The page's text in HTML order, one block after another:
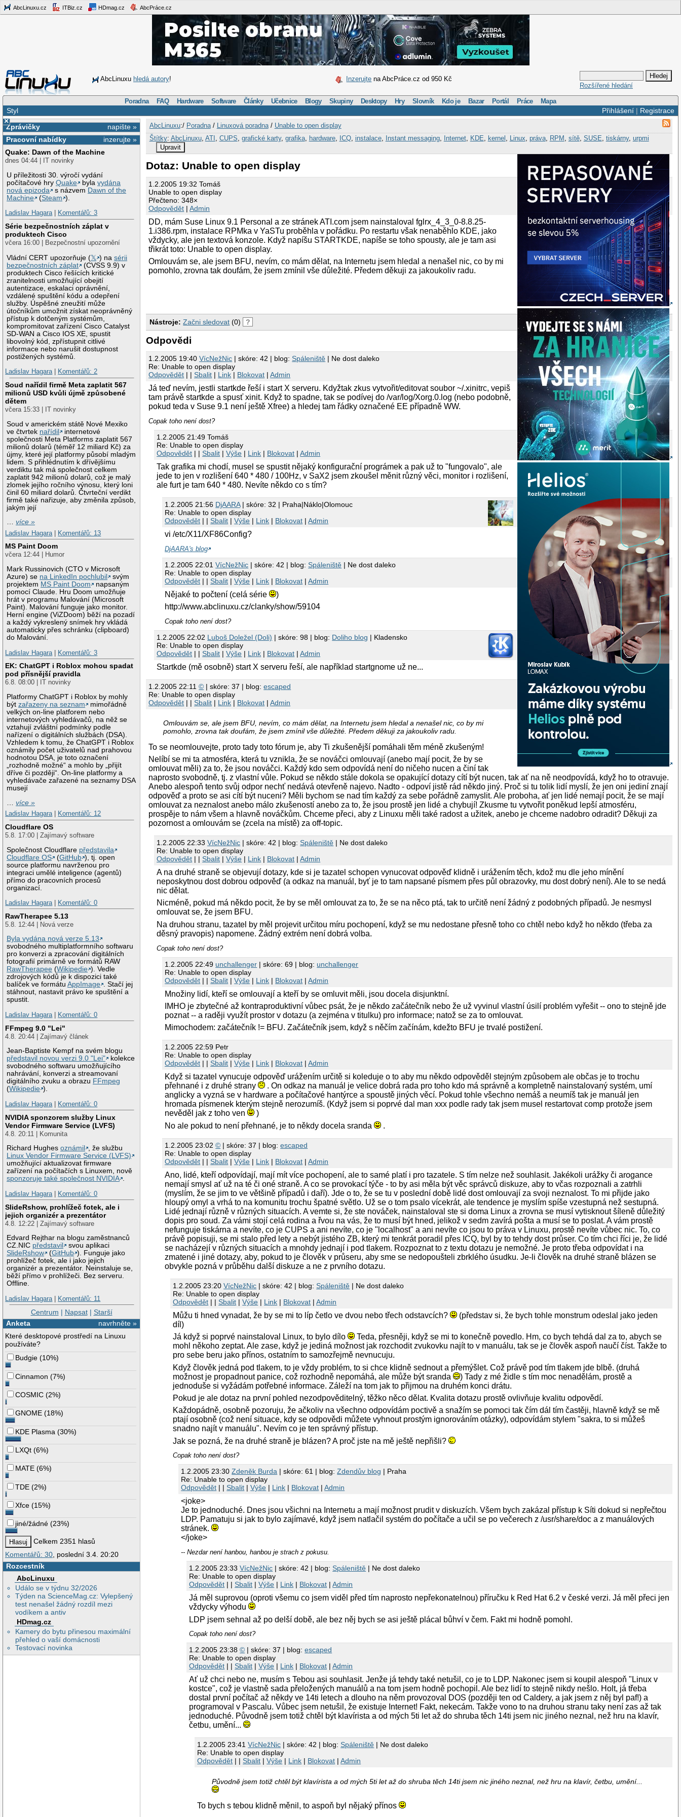
AbcLinuxu.cz ITBiz.cz HDmag.cz AbcPráce.cz
AbcLinuxu hledá autory! Inzerujte na AbcPráce.cz od 950 Kč
Rozšířené hledání
Poradna FAQ Hardware Software Články Učebnice Blogy Skupiny Desktopy Hry Slovník Kdo je Bazar Portál Práce Mapa
Přihlášení| Registrace
Styl
×
napište »
Zprávičky
inzerujte »
Pracovní nabídky
Quake: Dawn of the Machine
dnes 04:44 | IT novinky
U příležitosti 30. výročí vydání
počítačové hryQuake bylavydána
nová epizoda
s názvem Dawn of the
Machine
(Steam ).
Ladislav Hagara| Komentářů: 3
Série bezpečnostních záplat v
produktech Cisco
včera 16:00 | Bezpečnostní upozornění
Vládní CERT upozorňuje (𝕏 ) nasérii
bezpečnostních záplat
(CVSS 9.9) v
produktech Cisco řešících kritické
zranitelnosti umožňující obejití
autentizace, eskalaci oprávnění,
vzdálené spuštění kódu a odepření
služby. Úspěšné zneužití může
útočníkům umožnit získat neoprávněný
přístup k dotčeným systémům,
kompromitovat zařízení Cisco Catalyst
SD-WAN a Cisco IOS XE, spustit
libovolný kód, zpřístupnit citlivé
informace nebo narušit dostupnost
postižených systémů.
Ladislav Hagara| Komentářů: 2
Soud nařídil firmě Meta zaplatit 567
milionů USD kvůli újmě způsobené
dětem
včera 15:33 | IT novinky
Soud v americkém státě Nové Mexiko
ve čtvrtek nařídil
internetové
společnosti Meta Platforms zaplatit 567
milionů dolarů (téměř 12 miliard Kč) za
újmy, které její platformy působí mladým
lidem. S přihlédnutím k dřívějšímu
verdiktu tak má společnost celkem
zaplatit 942 milionů dolarů, což je malý
zlomek jejího ročního výnosu, který loni
činil 60 miliard dolarů. Čtvrteční verdikt
firmě také nařizuje, aby změnila způsob,
jakým její
…více »
Ladislav Hagara
Komentářů: 13
MS Paint Doom
včera 12:44 | Humor
Mark Russinovich (CTO v Microsoft
Azure) se na LinkedIn pochlubil
svým
projektem MS Paint Doom
napsaným
pomocí Claude. Hru Doom umožňuje
hrát v programu Malování (Microsoft
Paint). Malování funguje jako monitor.
Herní engine (ViZDoom) běží na pozadí
a každý vykreslený snímek hry vkládá
automaticky přes schránku (clipboard)
do Malování.
Ladislav Hagara
Komentářů: 3
EK: ChatGPT i Roblox mohou spadat
pod přísnější pravidla
6.8. 08:00 | IT novinky
Platformy ChatGPT i Roblox by mohly
býtzařazeny na seznam
mimořádně
velkých on-line platforem nebo
internetových vyhledávačů, na něž se
vztahují zvláštní podmínky podle
nařízení o digitálních službách (DSA).
Vzhledem k tomu, že ChatGPT i Roblox
oznámily počet uživatelů nad prahovou
hodnotou DSA, je toto označení
„rozhodně možné“ a mohlo by „přijít
dříve či později“. On-line platformy a
vyhledávače zařazené na seznamy DSA
musejí
…více »
Ladislav Hagara| Komentářů: 12
Cloudflare OS
5.8. 17:00 | Zajímavý software
Společnost Cloudflare představila
Cloudflare OS
(GitHub ), tj. open
source platformu navrženou pro
integraci umělé inteligence (agentů)
přímo do pracovních procesů
organizací.
Ladislav Hagara| Komentářů: 0
RawTherapee 5.13
5.8. 12:44 | Nová verze
Byla vydána nová verze 5.13
svobodného multiplatformního softwaru
pro konverzi a zpracování digitálních
fotografií primárně ve formátů RAW
RawTherapee (Wikipedie ). Vedle
zdrojových kódů je k dispozici také
balíček ve formátuAppImage . Stačí jej
stáhnout, nastavit právo ke spuštění a
spustit.
Ladislav Hagara| Komentářů: 0
FFmpeg 9.0 "Lei"
4.8. 20:44 | Zajímavý článek
Jean-Baptiste Kempf na svém blogu
představil novou verzi 9.0 "Lei"
kolekce
svobodného softwaru umožňujícího
nahrávání, konverzi a streamovaní
digitálního zvuku a obrazu FFmpeg
(Wikipedie ).
Ladislav Hagara| Komentářů: 0
NVIDIA sponzorem služby Linux
Vendor Firmware Service (LVFS)
4.8. 20:11 | Komunita
Richard Hughesoznámil
, že službu
Linux Vendor Firmware Service (LVFS)
umožňující aktualizovat firmware
zařízení na počítačích s Linuxem, nově
sponzoruje také společnost NVIDIA .
Ladislav Hagara| Komentářů: 0
SlideRshow, prohlížeč fotek, ale i
jejich organizér a prezentátor
4.8. 12:22 | Zajímavý software
Edvard Rejthar na blogu zaměstnanců
CZ.NIC představil
svou aplikaci
SlideRshow
(GitHub ). Funguje jako
prohlížeč fotek, ale i jako jejich
organizér a prezentátor. Neinstaluje se,
běží přímo v prohlížeči. Bez serveru.
Offline.
Ladislav Hagara| Komentářů: 11
Centrum | Napsat| Starší
navrhněte »
Anketa
Které desktopové prostředí na Linuxu
používáte?
Budgie (10%)
Cinnamon (7%)
COSMIC (2%)
GNOME (18%)
KDE Plasma (30%)
LXQt (6%)
MATE (6%)
TDE (2%)
Xfce (15%)
jiné/žádné (23%)
Celkem 2351 hlasů
Komentářů: 30 , poslední 3.4. 20:20
Rozcestník
AbcLinuxu
Událo se v týdnu 32/2026
Týden na ScienceMag.cz: Vylepšený
test nenašel žádný rozdíl mezi
vodíkem a antiv
HDmag.cz
Kamery do bytu přinesou maximální
přehled o vaší domácnosti
Testovací novinka
AbcLinuxu:/ Poradna/ Linuxová poradna/ Unable to open display
Štítky: AbcLinuxu, ATI CUPS grafické karty, grafika, hardware, ICQ, instalace, Instant messaging, Internet, KDE kernel Linux práva, RPM sítě, SUSE tiskárny, urpmi
Upravit
Dotaz: Unable to open display
1.2.2005 19:32 Tomáš
Unable to open display
Přečteno: 348×
Odpovědět |Admin
DD, mám Suse Linux 9.1 Personal a ze stránek ATI.com jsem nainstaloval fglrx_4_3_0-8.8.25-
1.i386.rpm, instalace RPMka v YaSTu proběhla v pořádku. Po restartu však nenaběhlo KDE, jako
vždycky, ale jen textová konzole. Když napíšu STARTKDE, napíše se toho spousty, ale je tam asi
třikrát toto: Unable to open display.
Omlouvám se, ale jsem BFU, nevím, co mám dělat, na Internetu jsem hledal a nenašel nic, co by mi
pomohlo, zrovna tak doufám, že jsem zmínil vše důležité. Předem děkuji za jakoukoliv radu.
Nástroje: Začni sledovat (0) ?
Odpovědi
1.2.2005 19:40VícNežNic | skóre: 42 | blog:Spáleniště | Ne dost daleko
Re: Unable to open display
Odpovědět | |Sbalit | Link | Blokovat |Admin
Já teď nevím, jestli startkde řeší i start X serveru. Kdyžtak zkus vytvořit/editovat soubor ~/.xinitrc, vepiš
tam právě startkde a spusť xinit. Když to spadne, tak se podívej do /var/log/Xorg.0.log (nebo podobně,
pokud teda v Suse 9.1 není ještě Xfree) a hledej tam řádky označené EE případně WW.
Copak toho není dost?
1.2.2005 21:49 Tomáš
Re: Unable to open display
Odpovědět | |Sbalit |Výše | Link | Blokovat |Admin
Tak grafika mi chodí, musel se spustit nějaký konfigurační prográmek a pak už to "fungovalo", ale
jede to jen v rozlišení 640 * 480 / 100Hz, v SaX2 jsem zkoušel měnit různý věci, monitor i rozlišení,
ale furt je tam 640 * 480. Nevíte někdo co s tím?
1.2.2005 21:56 DjAARA| skóre: 32 | Praha|Náklo|Olomouc
Re: Unable to open display
Odpovědět | |Sbalit |Výše | Link | Blokovat |Admin
vi /etc/X11/XF86Config?
DjAARA's blog
1.2.2005 22:01VícNežNic | skóre: 42 | blog:Spáleniště | Ne dost daleko
Re: Unable to open display
Odpovědět | |Sbalit |Výše | Link | Blokovat |Admin
Nějaké to počtení (celá série
)
http://www.abclinuxu.cz/clanky/show/59104
Copak toho není dost?
1.2.2005 22:02 Luboš Doležel (Doli) | skóre: 98 | blog: Doliho blog | Kladensko
Re: Unable to open display
Odpovědět | |Sbalit |Výše | Link | Blokovat |Admin
Startkde (mě osobně) start X serveru řeší, ale například startgnome už ne...
1.2.2005 22:11© | skóre: 37 | blog:escaped
Re: Unable to open display
Odpovědět | |Sbalit | Link | Blokovat |Admin
Omlouvám se, ale jsem BFU, nevím, co mám dělat, na Internetu jsem hledal a nenašel nic, co by mi
pomohlo, zrovna tak doufám, že jsem zmínil vše důležité. Předem děkuji za jakoukoliv radu.
To se neomlouvejte, proto tady toto fórum je, aby Ti zkušenější pomáhali těm méně zkušeným!
Nelíbí se mi ta atmosféra, která tu vznikla, že se nováčci omlouvají (anebo mají pocit, že by se
omlouvat měli) za to, že jsou nováčci. Každý kdo sem odpovídá není do ničeho nucen a činí tak
naprosto svobodně, tj. z vlastní vůle. Pokud se někdo stále dokola se opakující dotazy cítí být nucen, tak ať na ně neodpovídá, když ho to otravuje.
Anebo alespoň tento svůj odpor nechť nedává otevřeně najevo. Nadto - odpoví jistě rád někdo jiný. Proč si tu tolik lidí myslí, že jen oni jediní znají
odpověď a proto se asi cítí být nuceni? Měli bychom se nad tím každý za sebe pořádně zamyslit. Ale proboha, ať jen lidé nemají pocit, že se mají
omlouvat za neznalost anebo málo zkušeností anebo za to, že jsou prostě jen lidé a chybují! Zkusme tu vytvořit poněkud lepší atmosféru,
prospěje to nám všem a hlavně nováčkům. Chceme přeci, aby z Linuxu měli také radost a užitek, anebo je chceme nadobro odradit? Děkuji za
pozornost a omlouvám se (zcela na místě) za off-topic.
1.2.2005 22:33VícNežNic | skóre: 42 | blog:Spáleniště | Ne dost daleko
Re: Unable to open display
Odpovědět | |Sbalit |Výše | Link | Blokovat |Admin
A na druhé straně se objevují dotazy, kde si je tazatel schopen vynucovat odpověď klidně i urážením těch, kdož mu dle jeho mínění
neposkytnou dost dobrou odpověď (a odkaz na manuál, byť je to tam napsané písmem přes půl obrazovky, mu dost dobrý není). Ale to se nedá
nic dělat.
Nicméně, pokud má někdo pocit, že by se měl omlouvat za to, že se na něco ptá, tak to určitě není žádný z podobných případů. Je nesmysl
omlouvat se, že jsem BFU.
Na druhou stranu, tazatel by měl projevit určitou míru pochopení, když se mu nedostane přesně toho co chtěl nebo když ho někdo (třeba za
děsný pravopis) napomene. Žádný extrém není dobrá volba.
Copak toho není dost?
1.2.2005 22:49 unchallenger | skóre: 69 | blog: unchallenger
Re: Unable to open display
Odpovědět | |Sbalit |Výše | Link | Blokovat |Admin
Množiny lidí, kteří se omlouvají a kteří by se omluvit měli, jsou docela disjunktní.
IMHO je zbytečné až kontraproduktivní vůbec psát, že je někdo začátečník nebo že už vyvinul vlastní úsilí problém vyřešit -- ono to stejně jde
poznat -- a raději využít prostor v dotazu (a zejména v titulku) pro informace; natož se za to omlouvat.
Mimochodem: začátečník != BFU. Začátečník jsem, když s něčím začínám, kdežto BFU je trvalé postižení.
1.2.2005 22:59 Petr
Re: Unable to open display
Odpovědět | |Sbalit |Výše | Link | Blokovat |Admin
Když si tazatel vynucuje odpověď urážením určitě si koleduje o to aby mu někdo odpověděl stejným způsobem ale občas je to trochu
přehnané i z druhé strany
. On odkaz na manuál je velice dobrá rada pro toho kdo má správně a kompletně nainstalovaný systém, umí
anglicky a vyzná se v hardware a počítačové hantýrce a spoustě jiných věcí. Pokud tohle všechno nemáš a neumíš tak je manuál jen
hromada písmenek kterým stejně nerozumíš. (Když jsem si poprvé dal man xxx podle rady tak jsem musel restartovat comp protože jsem
nevěděl jak z toho ven
)
No ale pokud to není přehnané, je to někdy docela sranda
.
1.2.2005 23:02© | skóre: 37 | blog:escaped
Re: Unable to open display
Odpovědět | |Sbalit |Výše | Link | Blokovat |Admin
Ano, lidé, kteří odpovídají, mají mít více pochopení, ale to samé platí i pro tazatele. S tím nelze než souhlasit. Jakékoli urážky či arogance
nemají smysl ať už na té či oné straně. A co se provokací týče - to by asi měla být věc správců diskuze, aby to včas rozpoznali a zatrhli
(myslím, že se jim to ve většině případů i daří). Jde o to, že se tu v poslední době lidé dost omlouvají za svoji neznalost. To mi přijde jako
hloupý omyl a vrhá to na komunitu trochu špatné světlo. Už se o tom psalo vícekrát, ale tendence je myslím spíše vzestupná než sestupná.
Lidé jednají různě v různých situacích. A vemte si, že ste nováček, nainstaloval ste si doma Linux a zrovna se musí vytisknout šíleně důležitý
dopis pro soud. Za vámi stojí celá rodina a řvou na vás, že to musí být hned, jelikož v sedm zavírá pošta a musí se to poslat. A vám prostě
nefunguje tiskárna a nevíte, co je CUPS a ani nevíte, co je "localhost" a ani nevíte co jsou to práva v Linuxu, prostě nevíte vůbec nic. To, co
právě popisuji, se mi stalo před lety a nebýt jistého ZB, který mi tenkrát poradil přes ICQ, byl by to tehdy dost průser. Co tím chci říci je, že lidé
se nacházejí v různých situacích a mnohdy jednají i pod tlakem. Rozpoznat to z textu dotazu je nemožné. Je proto třeba odpovídat i na
zmatené i jiné dotazy, aby, pokud to je člověk v průseru, aby sme se nedopoušteli zbrklého úsudku. Je-li člověk na druhé straně blázen se
obvykle pozná v průběhu další diskuze a ne z prvního dotazu.
1.2.2005 23:20VícNežNic | skóre: 42 | blog:Spáleniště | Ne dost daleko
Re: Unable to open display
Odpovědět | |Sbalit |Výše | Link | Blokovat |Admin
Můžu ti hned vynadat, že by se mi to líp četlo ve dvou nebo třech odstavcích?
(představ si, že bych tohle monstrum odeslal jako jeden
díl)
Já když si poprvé nainstaloval Linux, to bylo dílo
Teda, přesněji, když se mi to konečně povedlo. Hm, co bych tehdá dal za to, abych se
mohl někoho zeptat. Ale zase, když je jediná možnost jak rozchodit zvukovku najít to v manuálu, tak se je člověk aspoň naučí číst. Takže to
pro sebe beru jako přínos, ostatním to samozřejmě nevnucuju.
Když člověk jedná pod tlakem, to je vždy problém, to si chce klidně sednout a přemýšlet. Což právě pod tím tlakem jde blbě. (druhá
možnost je propadnout panice, což rozhodně nepomáhá, ale může být sranda
) Tady z mé židle s tím moc nenadělám, prostě a
jednoduše si vyžádám potřebné informace. Záleží na tom jak to přijmou na druhém konci drátu.
Pokud je ale dotaz na první pohled nezodpověditelný, těžko něco dělat. Kvalita dotazu prostě ovlivňuje kvalitu odpovědí.
Každopádně, osobně pozoruju, že ačkoliv na všechno odpovídám poctivě a snažím se pomoci tak čím dál tím častěji, hlavně když se mě
ptají osobně (což není situace, kdy se odpovědi můžete vyhnout prostým ignorováním otázky), odpovídám stylem "sakra, to si můžeš
snadno najít v manuálu". Nevím co je ten správný přístup.
Jak se pozná, že na druhé straně je blázen? A proč jste na mě ještě nepřišli?
Copak toho není dost?
1.2.2005 23:30Zdeněk Burda | skóre: 61 | blog:Zdendův blog | Praha
Re: Unable to open display
Odpovědět | |Sbalit |Výše | Link | Blokovat |Admin
<joke>
Je to jednoduché. Dnes jsou všichni na Internetu a mají možnost prudit v diskuzích. Všem bych zakázal přístup k Síti dokud si nepřečtou
LDP. Pamatuju si jak to bylo zajímavé, když jsem natlačil systém do počítače a učil se po večerech z /usr/share/doc a z manuálových
stránek.
</joke>
-- Nezdar není hanbou, hanbou je strach z pokusu.
1.2.2005 23:33VícNežNic | skóre: 42 | blog:Spáleniště | Ne dost daleko
Re: Unable to open display
Odpovědět | |Sbalit |Výše | Link | Blokovat |Admin
Já měl suprovou (oproti všemu co jsem viděl před tím naprosto nepřekonatelnou) příručku k Red Hat 6.2 v české verzi. Já měl přeci jen
vždycky výhodu
LDP jsem sehnal až po delší době, ale bez něj bych se asi ještě plácal bůhví v čem. Fakt mi hodně pomohl.
Copak toho není dost?
1.2.2005 23:38© | skóre: 37 | blog:escaped
Re: Unable to open display
Odpovědět | |Sbalit |Výše | Link | Blokovat |Admin
Ať už chci nebo ne, musím s Tebou asi souhlasit. Jenže já tehdy také netušil, co je to LDP. Nakonec jsem si koupil alespoň "Linux v
kostce", což je vlastně sada přeložených manuálů a na tom jsem hodně pochopil. Ale bez lidí to stejně nikdy nešlo. Holt, já třeba
dostal první počítač až někdy ve 14ti letech a dlouho na něm provozoval DOS (později ten od Caldery, a jak jsem z něj byl paf!) a
programoval v Pascalu. Vůbec jsem netušil, že existuje Internet! Fakt, nekecám. Takže vono to na druhou stranu taky není zas až tak
jednoduché. Původně jsem totiž chtěl být klavírista a od mých 5ti let až do shruba těch 14ti jsem nic jiného neznal, než hru na klavír,
četbu, umění...
1.2.2005 23:41VícNežNic | skóre: 42 | blog:Spáleniště | Ne dost daleko
Re: Unable to open display
Odpovědět | |Sbalit |Výše | Link | Blokovat |Admin
Původně jsem totiž chtěl být klavírista a od mých 5ti let až do shruba těch 14ti jsem nic jiného neznal, než hru na klavír, četbu, umění...
To bych s tebou klidně měnil, to aspoň byl nějaký přínos